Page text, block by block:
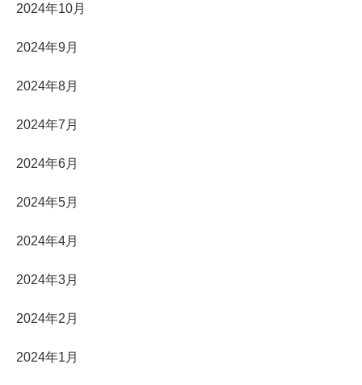
2024年10月
2024年9月
2024年8月
2024年7月
2024年6月
2024年5月
2024年4月
2024年3月
2024年2月
2024年1月